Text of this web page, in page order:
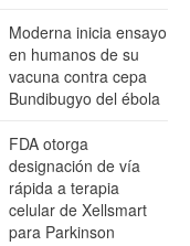
Moderna inicia ensayo
en humanos de su
vacuna contra cepa
Bundibugyo del ébola
FDA otorga
designación de vía
rápida a terapia
celular de Xellsmart
para Parkinson